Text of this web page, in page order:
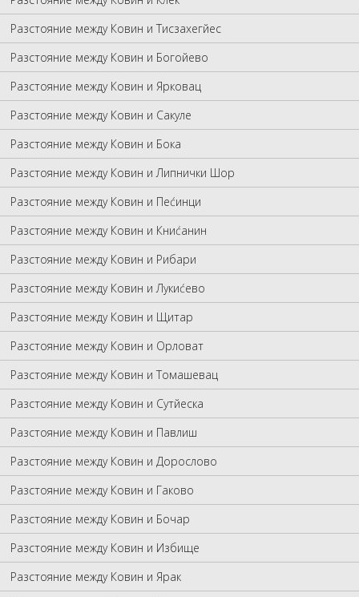
Разстояние между Ковин и Тисзахегйес
Разстояние между Ковин и Богойево
Разстояние между Ковин и Ярковац
Разстояние между Ковин и Сакуле
Разстояние между Ковин и Бока
Разстояние между Ковин и Липнички Шор
Разстояние между Ковин и Пеćинци
Разстояние между Ковин и Книćанин
Разстояние между Ковин и Рибари
Разстояние между Ковин и Лукиćево
Разстояние между Ковин и Щитар
Разстояние между Ковин и Орловат
Разстояние между Ковин и Томашевац
Разстояние между Ковин и Сутйеска
Разстояние между Ковин и Павлиш
Разстояние между Ковин и Дорослово
Разстояние между Ковин и Гаково
Разстояние между Ковин и Бочар
Разстояние между Ковин и Избище
Разстояние между Ковин и Ярак